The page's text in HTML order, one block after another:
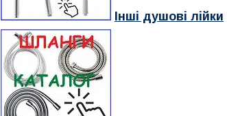
Інші душові лійки